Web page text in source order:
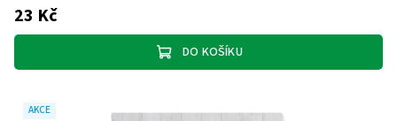
23 Kč
DO KOŠÍKU
AKCE